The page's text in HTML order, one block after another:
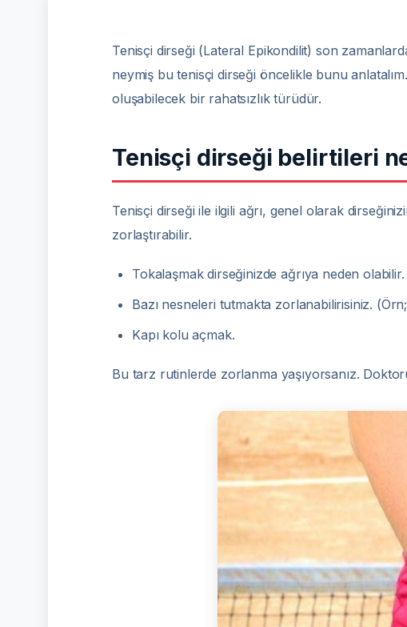
Tenisçi dirseği (Lateral Epikondilit) son
neymiş bu tenisçi dirseği öncelikle bunu
oluşabilecek bir rahatsızlık türüdür.
Tenisçi dirseği belirtileri
Tenisçi dirseği ile ilgili ağrı, genel olarak
zorlaştırabilir.
Tokalaşmak dirseğinizde ağrıya neden olabilir.
Bazı nesneleri tutmakta zorlanabilirisiniz.
Kapı kolu açmak.
Bu tarz rutinlerde zorlanma yaşıyorsanız.